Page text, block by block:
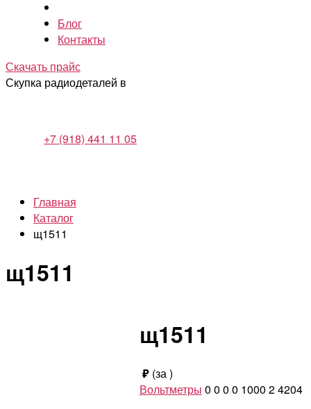
Блог
Контакты
Скачать прайс
Скупка радиодеталей в
+7 (918) 441 11 05
Главная
Каталог
щ1511
щ1511
щ1511
₽ (за)
Вольтметры 0 0 0 0 1000 24204